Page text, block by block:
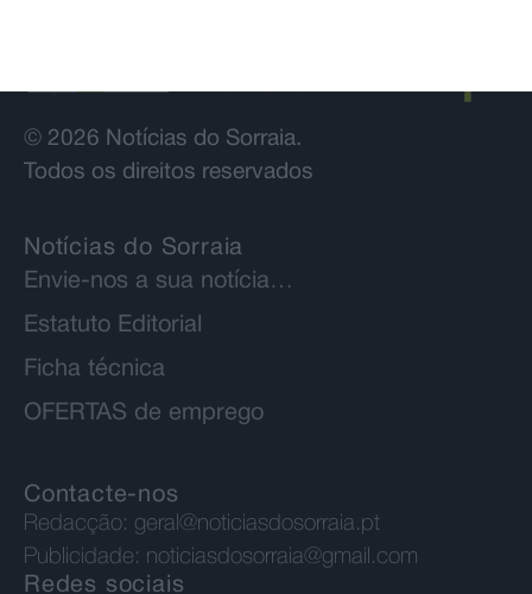
© 2026 Notícias do Sorraia.
Todos os direitos reservados
Notícias do Sorraia
Envie-nos a sua notícia…
Estatuto Editorial
Ficha técnica
OFERTAS de emprego
Contacte-nos
Redacção: geral@noticiasdosorraia.pt
Publicidade: noticiasdosorraia@gmail.com
Redes sociais